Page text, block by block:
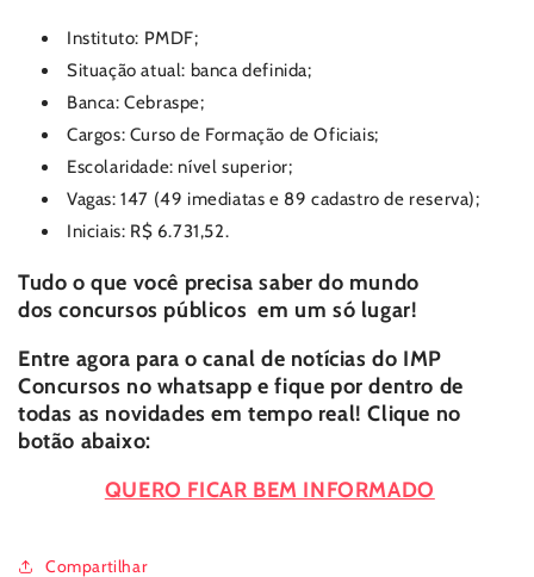
Instituto: PMDF;
Situação atual: banca definida;
Banca: Cebraspe;
Cargos: Curso de Formação de Oficiais;
Escolaridade: nível superior;
Vagas: 147 (49 imediatas e 89 cadastro de reserva);
Iniciais: R$ 6.731,52.
Tudo o que você precisa saber do mundo
dos concursos públicos em um só lugar!
Entre agora para o canal de notícias do IMP
Concursos no whatsapp e fique por dentro de
todas as novidades em tempo real! Clique no
botão abaixo:
QUERO FICAR BEM INFORMADO
Compartilhar